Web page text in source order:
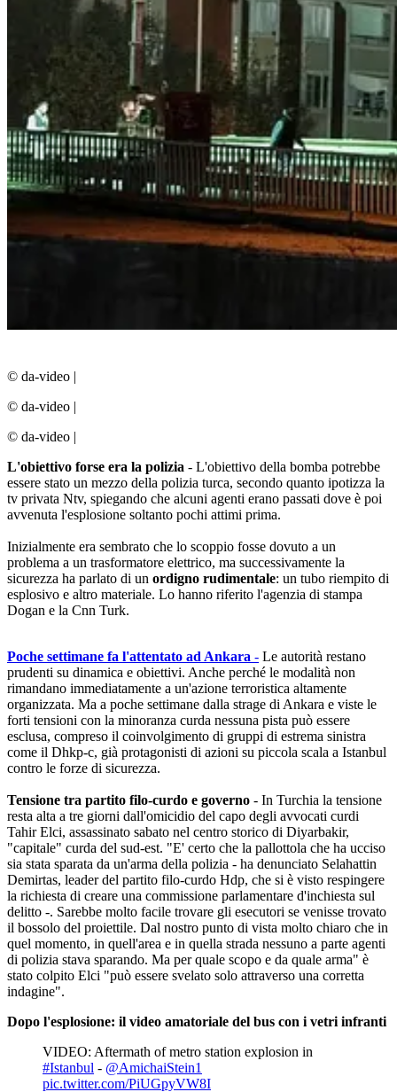
© da-video |
© da-video |
© da-video |
L'obiettivo forse era la polizia - L'obiettivo della bomba potrebbe
essere stato un mezzo della polizia turca, secondo quanto ipotizza la
tv privata Ntv, spiegando che alcuni agenti erano passati dove è poi
avvenuta l'esplosione soltanto pochi attimi prima.
Inizialmente era sembrato che lo scoppio fosse dovuto a un
problema a un trasformatore elettrico, ma successivamente la
sicurezza ha parlato di un ordigno rudimentale: un tubo riempito di
esplosivo e altro materiale. Lo hanno riferito l'agenzia di stampa
Dogan e la Cnn Turk.
Poche settimane fa l'attentato ad Ankara - Le autorità restano
prudenti su dinamica e obiettivi. Anche perché le modalità non
rimandano immediatamente a un'azione terroristica altamente
organizzata. Ma a poche settimane dalla strage di Ankara e viste le
forti tensioni con la minoranza curda nessuna pista può essere
esclusa, compreso il coinvolgimento di gruppi di estrema sinistra
come il Dhkp-c, già protagonisti di azioni su piccola scala a Istanbul
contro le forze di sicurezza.
Tensione tra partito filo-curdo e governo - In Turchia la tensione
resta alta a tre giorni dall'omicidio del capo degli avvocati curdi
Tahir Elci, assassinato sabato nel centro storico di Diyarbakir,
"capitale" curda del sud-est. "E' certo che la pallottola che ha ucciso
sia stata sparata da un'arma della polizia - ha denunciato Selahattin
Demirtas, leader del partito filo-curdo Hdp, che si è visto respingere
la richiesta di creare una commissione parlamentare d'inchiesta sul
delitto -. Sarebbe molto facile trovare gli esecutori se venisse trovato
il bossolo del proiettile. Dal nostro punto di vista molto chiaro che in
quel momento, in quell'area e in quella strada nessuno a parte agenti
di polizia stava sparando. Ma per quale scopo e da quale arma" è
stato colpito Elci "può essere svelato solo attraverso una corretta
indagine".
Dopo l'esplosione: il video amatoriale del bus con i vetri infranti
VIDEO: Aftermath of metro station explosion in
#Istanbul - @AmichaiStein1
pic.twitter.com/PiUGpyVW8I